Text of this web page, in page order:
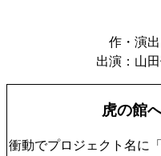
作・演
出演：山
虎の館
衝動でプロジェクト名に